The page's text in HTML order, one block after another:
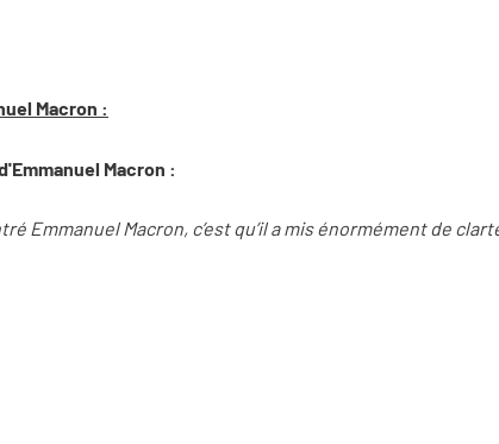
Macron :
Macron :
Emmanuel Macron, c’est qu’il a mis énormément de